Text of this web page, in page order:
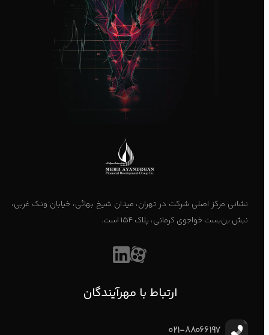
نشانی مرکز اصلی شرکت در تهران، میدان شیخ بهائی، خیابان ونک غربی،
نبش بن‌بست خواجوی کرمانی، پلاک ۱۵۴ است.
ارتباط با مهرآیندگان
021-88066197